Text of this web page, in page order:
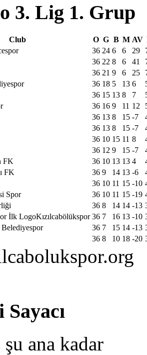
3. Lig 1. Grup
Club O G B M AV
36 24 6 6 29
36 22 8 6 41
36 21 9 6 25
36 18 5 13 6
36 15 13 8 7
36 16 9 11 12
36 13 8 15 -7
36 13 8 15 -7
36 10 15 11 8
36 12 9 15 -7
FK 36 10 13 13 4
FK 36 9 14 13 -6
36 10 11 15 -10
Spor 36 10 11 15 -19
36 8 14 14 -13
Kızılcabölükspor 36 7 16 13 -10
36 7 15 14 -13
36 8 10 18 -20
şu ana kadar